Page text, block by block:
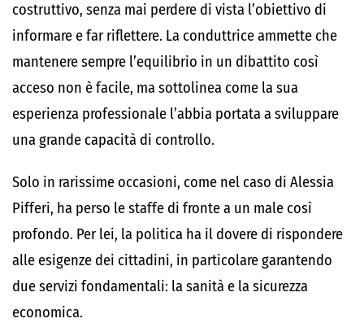
costruttivo, senza mai perdere di vista l’obiettivo di
informare e far riflettere. La conduttrice ammette che
mantenere sempre l’equilibrio in un dibattito così
acceso non è facile, ma sottolinea come la sua
esperienza professionale l’abbia portata a sviluppare
una grande capacità di controllo.
Solo in rarissime occasioni, come nel caso di Alessia
Pifferi, ha perso le staffe di fronte a un male così
profondo. Per lei, la politica ha il dovere di rispondere
alle esigenze dei cittadini, in particolare garantendo
due servizi fondamentali: la sanità e la sicurezza
economica.